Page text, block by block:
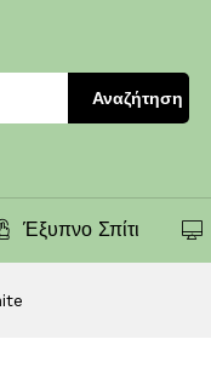
Αναζήτηση
Έξυπνο Σπίτι